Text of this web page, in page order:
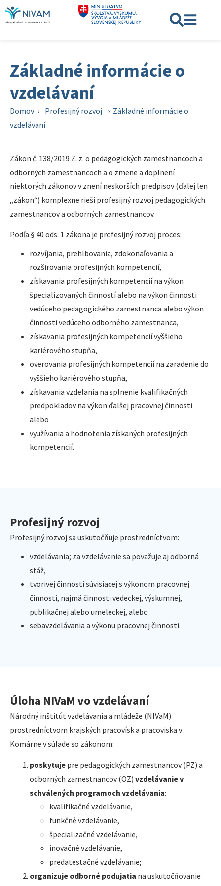
Základné informácie o
vzdelávaní
Domov › Profesijný rozvoj › Základné informácie o
vzdelávaní
Zákon č. 138/2019 Z. z. o pedagogických zamestnancoch a
odborných zamestnancoch a o zmene a doplnení
niektorých zákonov v znení neskorších predpisov (ďalej len
„zákon“) komplexne rieši profesijný rozvoj pedagogických
zamestnancov a odborných zamestnancov.
Podľa § 40 ods. 1 zákona je profesijný rozvoj proces:
rozvíjania, prehlbovania, zdokonaľovania a
rozširovania profesijných kompetencií,
získavania profesijných kompetencií na výkon
špecializovaných činností alebo na výkon činnosti
vedúceho pedagogického zamestnanca alebo výkon
činnosti vedúceho odborného zamestnanca,
získavania profesijných kompetencií vyššieho
kariérového stupňa,
overovania profesijných kompetencií na zaradenie do
vyššieho kariérového stupňa,
získavania vzdelania na splnenie kvalifikačných
predpokladov na výkon ďalšej pracovnej činnosti
alebo
využívania a hodnotenia získaných profesijných
kompetencií.
Profesijný rozvoj
Profesijný rozvoj sa uskutočňuje prostredníctvom:
vzdelávania; za vzdelávanie sa považuje aj odborná
stáž,
tvorivej činnosti súvisiacej s výkonom pracovnej
činnosti, najmä činnosti vedeckej, výskumnej,
publikačnej alebo umeleckej, alebo
sebavzdelávania a výkonu pracovnej činnosti.
Úloha NIVaM vo vzdelávaní
Národný inštitút vzdelávania a mládeže (NIVaM)
prostredníctvom krajských pracovísk a pracoviska v
Komárne v súlade so zákonom:
poskytuje pre pedagogických zamestnancov (PZ) a
odborných zamestnancov (OZ) vzdelávanie v
schválených programoch vzdelávania:
kvalifikačné vzdelávanie,
funkčné vzdelávanie,
špecializačné vzdelávanie,
inovačné vzdelávanie,
predatestačné vzdelávanie;
organizuje odborné podujatia na uskutočňovanie